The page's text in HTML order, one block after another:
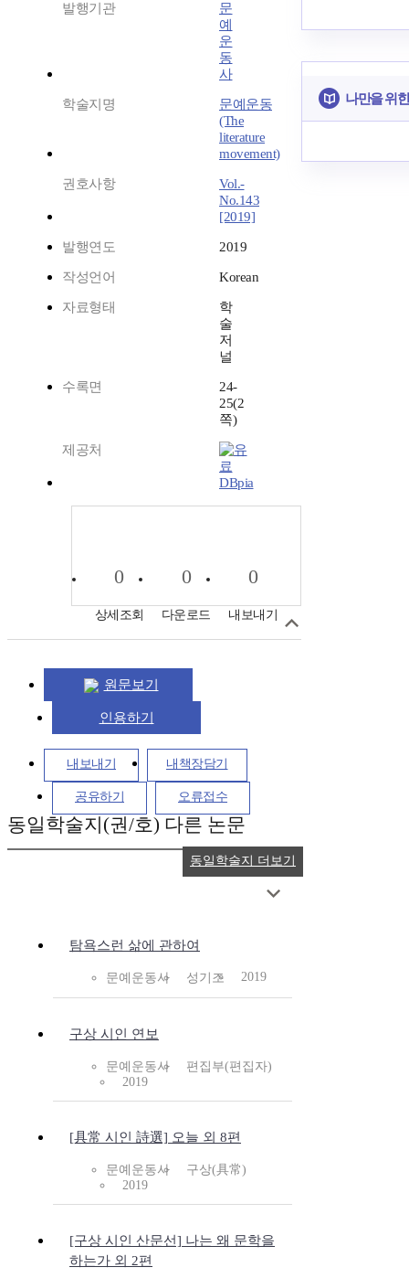
발행기관
문
예
운
동
사
학술지명
문예운동
(The
literature
movement)
권호사항
Vol.-
No.143
[2019]
발행연도 2019
작성언어 Korean
자료형태
학
술
저
널
수록면
24-
25(2
쪽)
제공처
DBpia
0
상세조회
0
다운로드
0
내보내기
원문보기
인용하기
내보내기 내책장담기
공유하기 오류접수
동일학술지(권/호) 다른 논문
탐욕스런 삶에 관하여
문예운동사 성기조 2019
구상 시인 연보
문예운동사
편집부(편집자)
2019
[具常 시인 詩選] 오늘 외 8편
문예운동사
구상(具常)
2019
[구상 시인 산문선] 나는 왜 문학을
하는가 외 2편
동일학술지 더보기
나만을 위